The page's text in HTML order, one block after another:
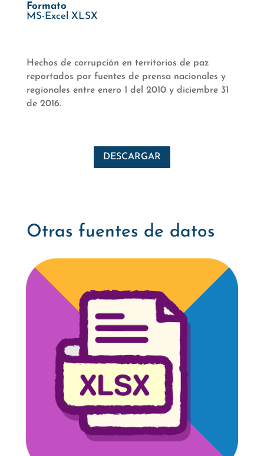
Formato
MS-Excel XLSX
Hechos de corrupción en territorios de paz
reportados por fuentes de prensa nacionales y
regionales entre enero 1 del 2010 y diciembre 31
de 2016.
DESCARGAR
Otras fuentes de datos